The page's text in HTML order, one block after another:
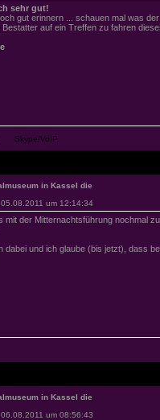
sehr gut!
gut erinnern ... schauen mal was
auf ein Treffen zu fahren
in Kassel die
05.08.2011 um 12:14:34
mit der Mitternachtsführung nochmal
dabei und ich glaube (bis jetzt), dass
in Kassel die
06.08.2011 um 08:56:43